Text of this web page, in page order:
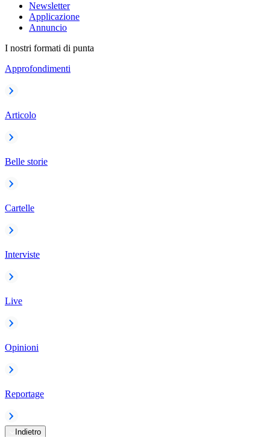
Newsletter
Applicazione
Annuncio
I nostri formati di punta
Approfondimenti
Articolo
Belle storie
Cartelle
Interviste
Live
Opinioni
Reportage
Indietro